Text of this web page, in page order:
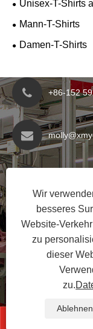
Unisex-T-Shirts
Mann-T-Shirts
Damen-T-Shirts
+86-152
Nr. 98
China.
Copyright ©
Rechte
Wir
besseres
Website-
zu
dieser
zu.
Ablehnen